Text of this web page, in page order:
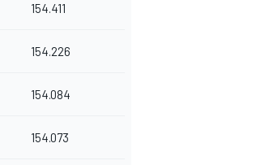
154.411
154.226
154.084
154.073